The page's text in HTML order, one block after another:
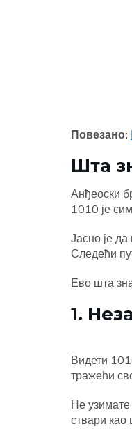
Повезано:
Шта
Анђеоски
1010 је
Јасно је
Следећи
Ево шта
1.
Видети
тражећи
Не
ствари као